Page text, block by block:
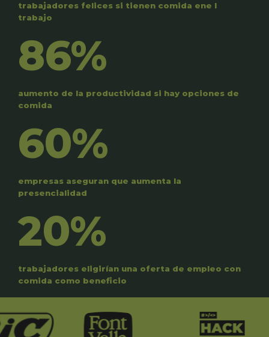
trabajadores felices si tienen comida ene l
trabajo
86%
aumento de la productividad si hay opciones de
comida
60%
empresas aseguran que aumenta la
presencialidad
20%
trabajadores eligirían una oferta de empleo con
comida como beneficio